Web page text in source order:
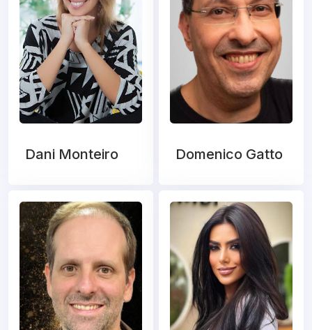
Dani Monteiro Domenico Gatto